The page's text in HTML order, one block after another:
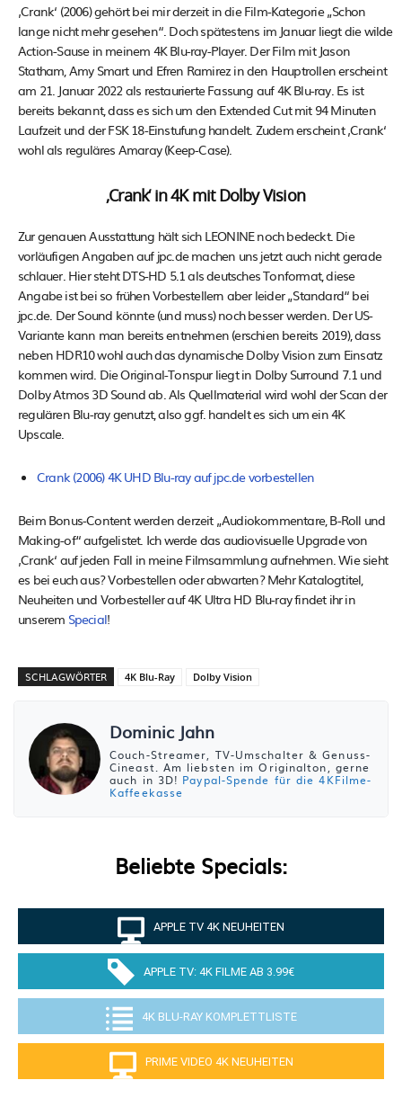
‚Crank‘ (2006) gehört bei mir derzeit in die Film-Kategorie „Schon
lange nicht mehr gesehen“. Doch spätestens im Januar liegt die wilde
Action-Sause in meinem 4K Blu-ray-Player. Der Film mit Jason
Statham, Amy Smart und Efren Ramirez in den Hauptrollen erscheint
am 21. Januar 2022 als restaurierte Fassung auf 4K Blu-ray. Es ist
bereits bekannt, dass es sich um den Extended Cut mit 94 Minuten
Laufzeit und der FSK 18-Einstufung handelt. Zudem erscheint ‚Crank‘
wohl als reguläres Amaray (Keep-Case).
‚Crank‘ in 4K mit Dolby Vision
Zur genauen Ausstattung hält sich LEONINE noch bedeckt. Die
vorläufigen Angaben auf jpc.de machen uns jetzt auch nicht gerade
schlauer. Hier steht DTS-HD 5.1 als deutsches Tonformat, diese
Angabe ist bei so frühen Vorbestellern aber leider „Standard“ bei
jpc.de. Der Sound könnte (und muss) noch besser werden. Der US-
Variante kann man bereits entnehmen (erschien bereits 2019), dass
neben HDR10 wohl auch das dynamische Dolby Vision zum Einsatz
kommen wird. Die Original-Tonspur liegt in Dolby Surround 7.1 und
Dolby Atmos 3D Sound ab. Als Quellmaterial wird wohl der Scan der
regulären Blu-ray genutzt, also ggf. handelt es sich um ein 4K
Upscale.
Crank (2006) 4K UHD Blu-ray auf jpc.de vorbestellen
Beim Bonus-Content werden derzeit „Audiokommentare, B-Roll und
Making-of“ aufgelistet. Ich werde das audiovisuelle Upgrade von
‚Crank‘ auf jeden Fall in meine Filmsammlung aufnehmen. Wie sieht
es bei euch aus? Vorbestellen oder abwarten? Mehr Katalogtitel,
Neuheiten und Vorbesteller auf 4K Ultra HD Blu-ray findet ihr in
unserem Special!
SCHLAGWÖRTER 4K Blu-Ray Dolby Vision
Dominic Jahn
Couch-Streamer, TV-Umschalter & Genuss-
Cineast. Am liebsten im Originalton, gerne
auch in 3D! Paypal-Spende für die 4KFilme-
Kaffeekasse
Beliebte Specials:
APPLE TV 4K NEUHEITEN
APPLE TV: 4K FILME AB 3.99€
4K BLU-RAY KOMPLETTLISTE
PRIME VIDEO 4K NEUHEITEN